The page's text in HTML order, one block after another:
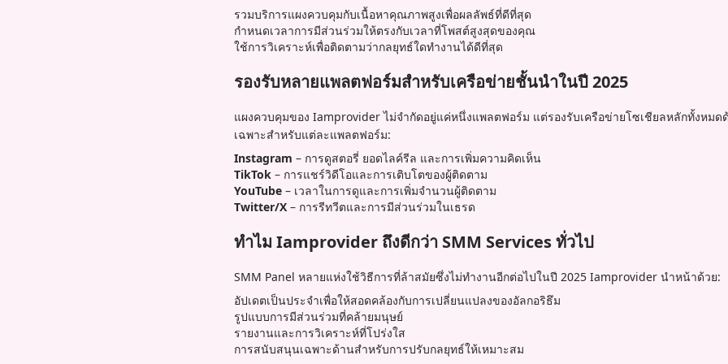
รวมบริการแผงควบคุมกับเนื้อหาคุณภาพสูงเพื่อผลลัพธ์ที่ดีที่สุด
กำหนดเวลาการมีส่วนร่วมให้ตรงกับเวลาที่โพสต์สูงสุดของคุณ
ใช้การวิเคราะห์เพื่อติดตามว่ากลยุทธ์ใดทำงานได้ดีที่สุด
รองรับหลายแพลตฟอร์มสำหรับเครือข่ายชั้นนำในปี 2025
แผงควบคุมของ Iamprovider ไม่จำกัดอยู่แค่หนึ่งแพลตฟอร์ม แต่รองรับเครือข่ายโซเชียลหลักทั้งหมด
เฉพาะสำหรับแต่ละแพลตฟอร์ม:
Instagram – การดูสตอรี่ ยอดไลค์รีล และการเพิ่มความคิดเห็น
TikTok – การแชร์วิดีโอและการเติบโตของผู้ติดตาม
YouTube – เวลาในการดูและการเพิ่มจำนวนผู้ติดตาม
Twitter/X – การรีทวีตและการมีส่วนร่วมในเธรด
ทำไม Iamprovider ถึงดีกว่า SMM Services ทั่วไป
SMM Panel หลายแห่งใช้วิธีการที่ล้าสมัยซึ่งไม่ทำงานอีกต่อไปในปี 2025 Iamprovider นำหน้าด้วย:
อัปเดตเป็นประจำเพื่อให้สอดคล้องกับการเปลี่ยนแปลงของอัลกอริธึม
รูปแบบการมีส่วนร่วมที่คล้ายมนุษย์
รายงานและการวิเคราะห์ที่โปร่งใส
การสนับสนุนเฉพาะด้านสำหรับการปรับกลยุทธ์ให้เหมาะสม